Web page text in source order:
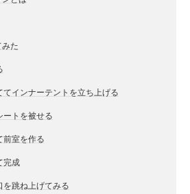
た
てインナーテントを立ち上げる
ートを被せる
前室を作る
完成
を跳ね上げてみる